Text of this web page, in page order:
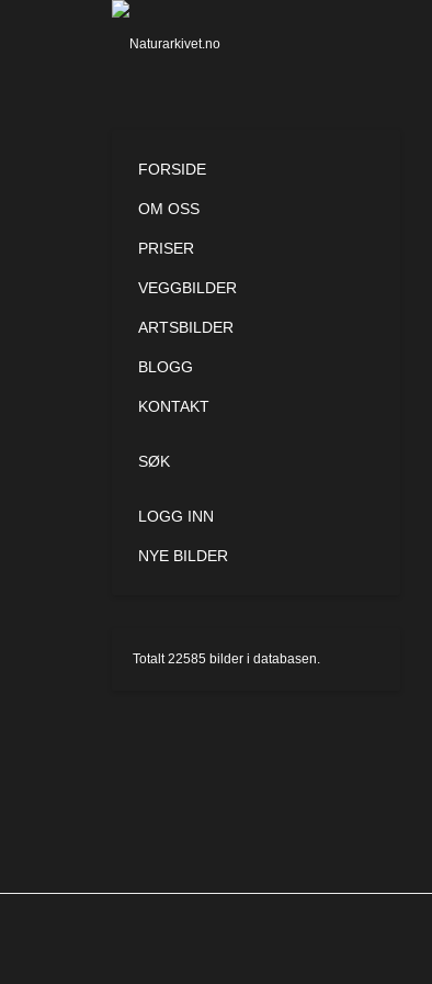
FORSIDE
OM OSS
PRISER
VEGGBILDER
ARTSBILDER
BLOGG
KONTAKT
SØK
LOGG INN
NYE BILDER
Totalt22585 bilder i databasen.